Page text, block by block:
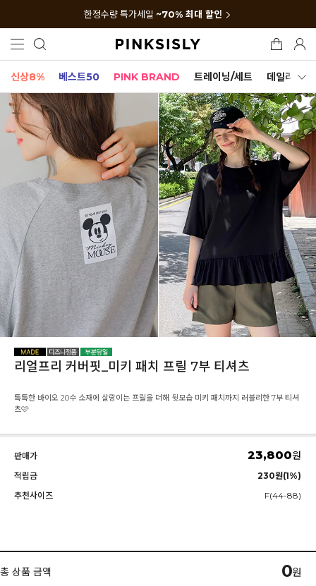
한정수량 특가세일 ~70% 최대 할인
신상8% 베스트50 PINK BRAND 트레이닝/세트 데일리세트
리얼프리 커버핏_미키 패치 프릴 7부 티셔츠
톡톡한 바이오 20수 소재에 살랑이는 프릴을 더해 뒷모습 미키 패치까지 러블리한 7부 티셔
츠🩷
판매가 23,800원
적립금
230원(1%)
추천사이즈
F(44-88)
총 상품 금액 0원